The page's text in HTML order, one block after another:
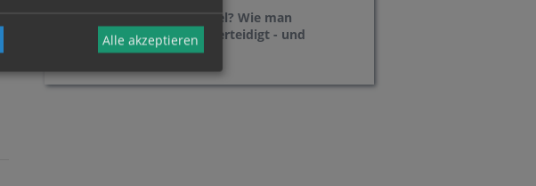
Systemwechsel? Wie man
Demokratie verteidigt - und
verbessert
Alle akzeptieren